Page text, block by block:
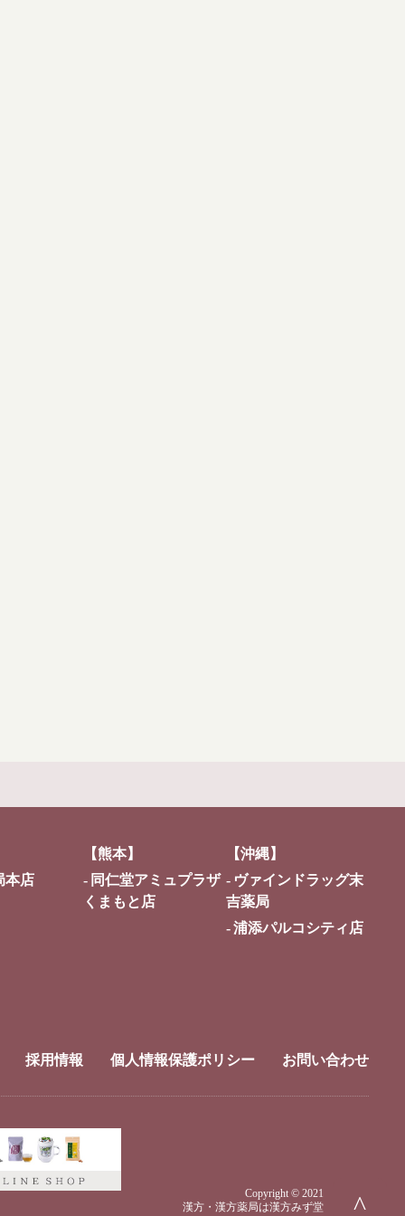
本店
【熊本】
同仁堂アミュプラザ
くまもと店
【沖縄】
ヴァインドラッグ末
吉薬局
浦添パルコシティ店
採用情報 個人情報保護ポリシー お問い合わせ
Copyright © 2021
漢方・漢方薬局は漢方みず堂
^